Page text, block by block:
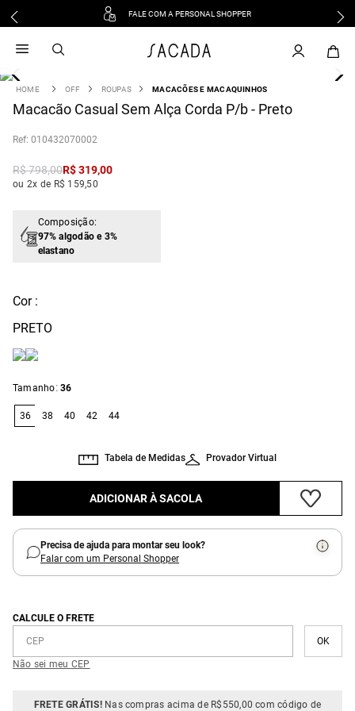
FALE COM A PERSONAL SHOPPER
OFF ROUPAS MACACÕES E MACAQUINHOS
Macacão Casual Sem Alça Corda P/b - Preto
: 010432070002
R$798,00R$319,00
ou 2x de R$ 159,50
Composição:
97% algodão e 3%
elastano
Cor :
PRETO
Tamanho: 36
36 38 40 42 44
Provador Virtual
Tabela de Medidas
ADICIONAR À SACOLA
Precisa de ajuda para montar seu look?
Falar com um Personal Shopper
CALCULE O FRETE
Não sei meu CEP
FRETE GRÁTIS!Nas compras acima de R$550,00 com código de
vestido
3 º blusa
º tricot
º macacão
jeans
º camisa